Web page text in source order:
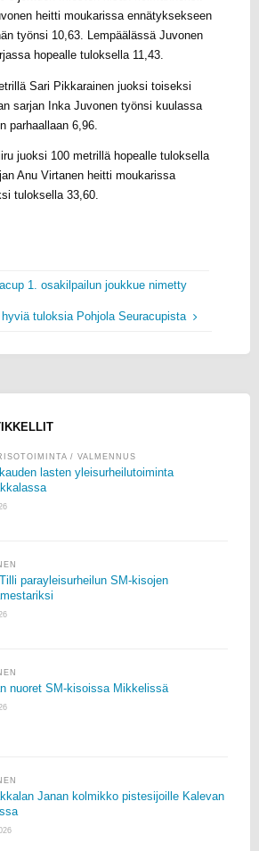
heitti moukarissa ennätyksekseen
työnsi 10,63. Lempäälässä Juvonen
hopealle tuloksella 11,43.
Sari Pikkarainen juoksi toiseksi
sarjan Inka Juvonen työnsi kuulassa
parhaallaan 6,96.
juoksi 100 metrillä hopealle tuloksella
Anu Virtanen heitti moukarissa
tuloksella 33,60.
1. osakilpailun joukkue nimetty
tuloksia Pohjola Seuracupista
/VALMENNUS
lasten yleisurheilutoiminta
parayleisurheilun SM-kisojen
nuoret SM-kisoissa Mikkelissä
Janan kolmikko pistesijoille Kalevan